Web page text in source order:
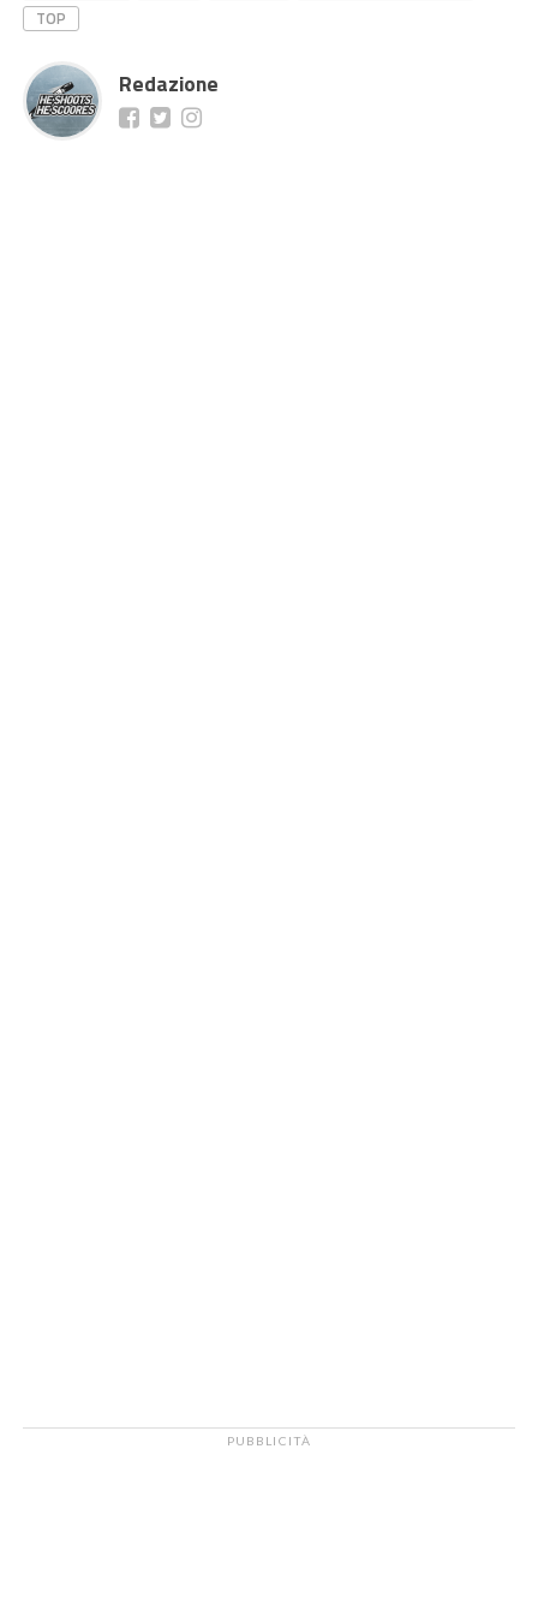
TOP
Redazione
PUBBLICITÀ